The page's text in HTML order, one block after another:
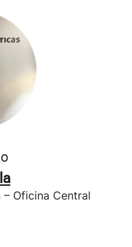
– Oficina Central